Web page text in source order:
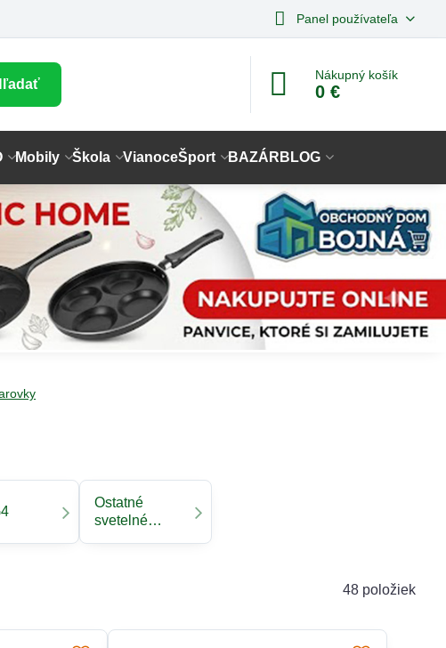
Panel používateľa
Nákupný košík
0 €
Mobily Škola VianoceŠport BAZÁR BLOG
Ostatné
svetelné
48 položiek